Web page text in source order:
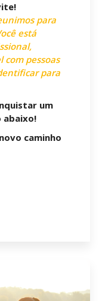
para
está
pessoas
para
um
abaixo!
caminho